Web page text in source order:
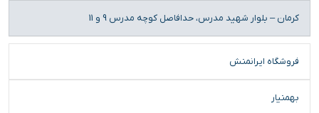
کرمان – بلوار شهید مدرس، حدافاصل کوچه مدرس 9 و 11
فروشگاه ایرانمنش
بهمنیار